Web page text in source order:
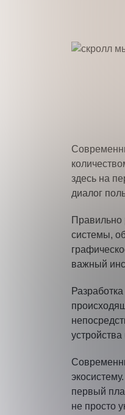
здесь на
диалог
Правильно
системы,
важный
первый
не просто